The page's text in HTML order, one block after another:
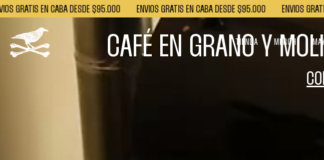
EN CABA DESDE $95.000 ENVÍOS GRATIS EN CABA DESDE $95.000 ENVÍOS GRATIS
TIENDA MERCH
CAFÉ EN GRANO Y